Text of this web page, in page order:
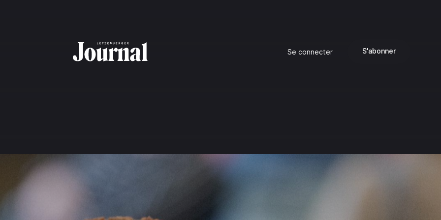
Se connecter S'abonner